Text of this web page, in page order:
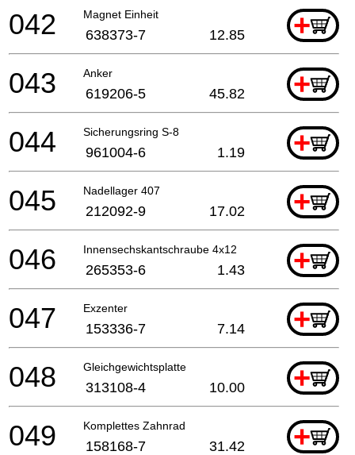
Magnet Einheit +
042 638373-7 12.85
Anker +
043 619206-5 45.82
Sicherungsring S-8 +
044 961004-6 1.19
Nadellager 407 +
045 212092-9 17.02
Innensechskantschraube 4x12 +
046 265353-6 1.43
Exzenter +
047 153336-7 7.14
Gleichgewichtsplatte +
048 313108-4 10.00
Komplettes Zahnrad +
049 158168-7 31.42